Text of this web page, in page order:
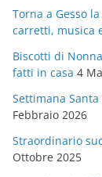
o
r
i
e
Torna a Gesso
carretti, musica
Biscotti di
fatti in casa 4
Settimana
Febbraio 2026
Straordinario
Ottobre 2025